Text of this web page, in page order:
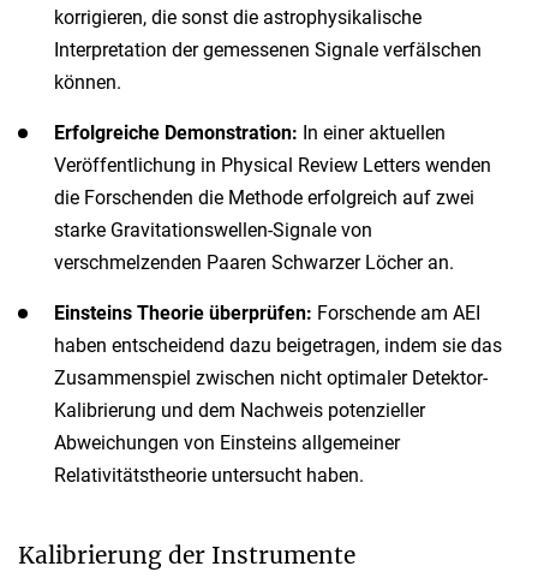
korrigieren, die sonst die astrophysikalische
Interpretation der gemessenen Signale verfälschen
können.
Erfolgreiche Demonstration: In einer aktuellen
Veröffentlichung in Physical Review Letters wenden
die Forschenden die Methode erfolgreich auf zwei
starke Gravitationswellen-Signale von
verschmelzenden Paaren Schwarzer Löcher an.
Einsteins Theorie überprüfen: Forschende am AEI
haben entscheidend dazu beigetragen, indem sie das
Zusammenspiel zwischen nicht optimaler Detektor-
Kalibrierung und dem Nachweis potenzieller
Abweichungen von Einsteins allgemeiner
Relativitätstheorie untersucht haben.
Kalibrierung der Instrumente